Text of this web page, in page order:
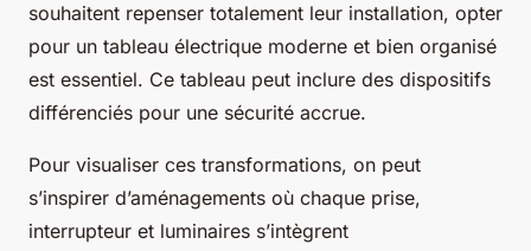
souhaitent repenser totalement leur installation, opter
pour un tableau électrique moderne et bien organisé
est essentiel. Ce tableau peut inclure des dispositifs
différenciés pour une sécurité accrue.
Pour visualiser ces transformations, on peut
s’inspirer d’aménagements où chaque prise,
interrupteur et luminaires s’intègrent